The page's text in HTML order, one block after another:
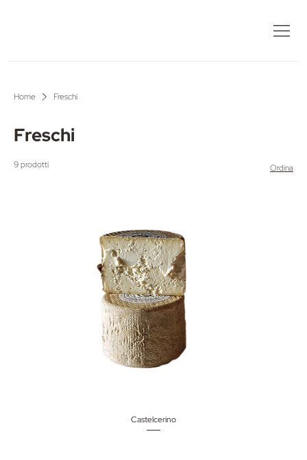
Home Freschi
Freschi
9 prodotti Ordina
Castelcerino